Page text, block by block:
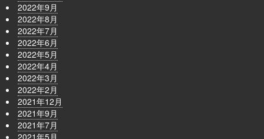
2022年9月
2022年8月
2022年7月
2022年6月
2022年5月
2022年4月
2022年3月
2022年2月
2021年12月
2021年9月
2021年7月
2021年5月